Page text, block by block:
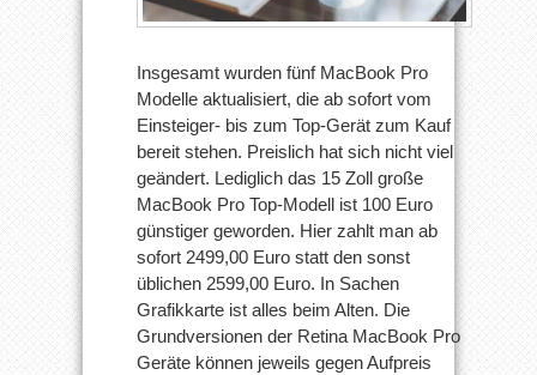
Insgesamt wurden fünf MacBook Pro
Modelle aktualisiert, die ab sofort vom
Einsteiger- bis zum Top-Gerät zum Kauf
bereit stehen. Preislich hat sich nicht viel
geändert. Lediglich das 15 Zoll große
MacBook Pro Top-Modell ist 100 Euro
günstiger geworden. Hier zahlt man ab
sofort 2499,00 Euro statt den sonst
üblichen 2599,00 Euro. In Sachen
Grafikkarte ist alles beim Alten. Die
Grundversionen der Retina MacBook Pro
Geräte können jeweils gegen Aufpreis